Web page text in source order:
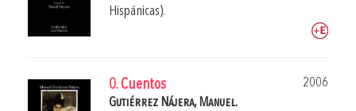
Hispánicas).
0. Cuentos
2006
Gutiérrez Nájera, Manuel.